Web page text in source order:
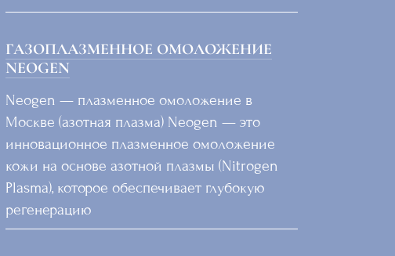
ГАЗОПЛАЗМЕННОЕ ОМОЛОЖЕНИЕ
NEOGEN
Neogen — плазменное омоложение в
Москве (азотная плазма) Neogen — это
инновационное плазменное омоложение
кожи на основе азотной плазмы (Nitrogen
Plasma), которое обеспечивает глубокую
регенерацию